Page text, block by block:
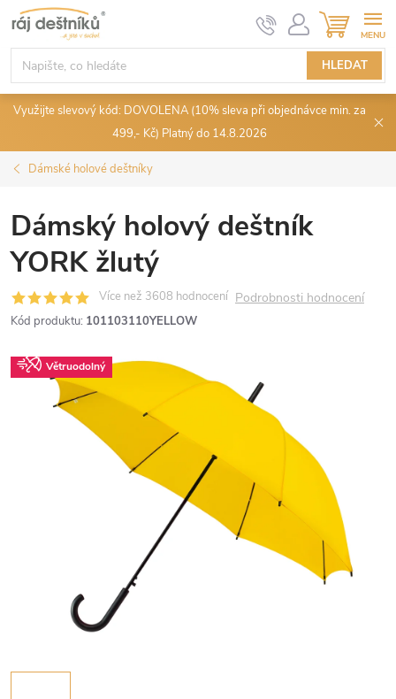
Přejít
na
obsah
HLEDAT
KOŠÍK
Využijte slevový kód: DOVOLENA (10% sleva při objednávce min. za
499,- Kč) Platný do 14.8.2026
Dámské holové deštníky
Dámský holový deštník
YORK žlutý
Podrobnosti hodnocení
Kód produktu: 101103110YELLOW
Větruodolný